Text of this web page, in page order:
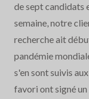
de sept candidats
semaine, notre
recherche ait
pandémie
s'en sont suivis
favori ont signé